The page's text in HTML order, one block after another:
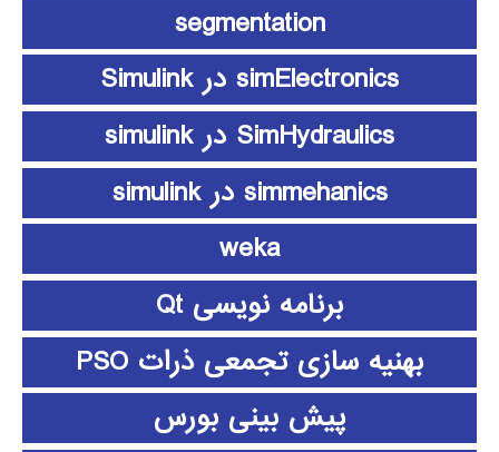
segmentation
simElectronics در Simulink
SimHydraulics در simulink
simmehanics در simulink
weka
برنامه نویسی Qt
بهنیه سازی تجمعی ذرات PSO
پیش بینی بورس